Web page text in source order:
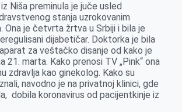
e
n
g
e
e
d
I
n
r
s
A
p
p
l
Niša preminula je juče usled
stanja uzrokovanim
Ona je četvrta žrtva u Srbiji i bila je
dijabetičar. Doktorka je bila
za veštačko disanje od kako je
21. marta. Kako prenosi TV „Pink“ ona
zdravlja kao ginekolog. Kako su
navodno je na privatnoj klinici, gde
dobila koronavirus od pacijentkinje iz